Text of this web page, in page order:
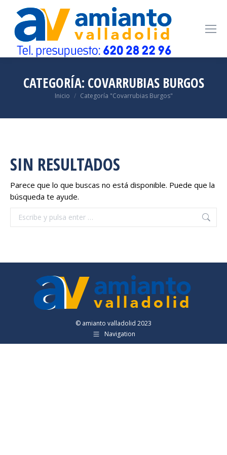
CATEGORÍA: COVARRUBIAS BURGOS
Estás aquí:
Inicio Categoría "Covarrubias Burgos"
SIN RESULTADOS
Parece que lo que buscas no está disponible. Puede que la
búsqueda te ayude.
Buscar:
© amianto valladolid 2023
Navigation